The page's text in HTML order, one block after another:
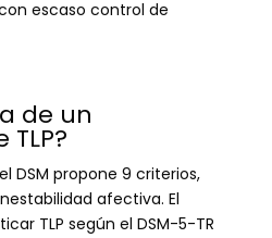
escaso control de
de un
DSM propone 9 criterios,
afectiva. El
TLP según el DSM-5-TR